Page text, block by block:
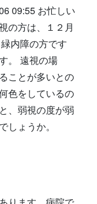
09:55 お忙しい
の方は、１２月
内障の方です
。 遠視の場
ことが多いとの
色をしているの
、弱視の度が弱
しょうか。